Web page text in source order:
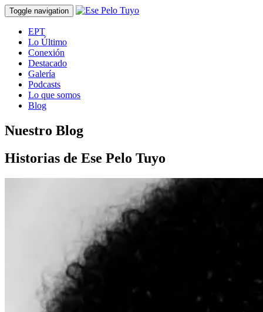
Toggle navigation
EPT
Lo Último
Conexión
Destacado
Galería
Podcasts
Lo que somos
Blog
Nuestro Blog
Historias de Ese Pelo Tuyo